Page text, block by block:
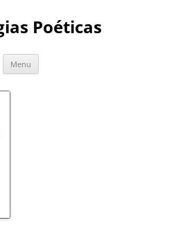
Poéticas
Menu